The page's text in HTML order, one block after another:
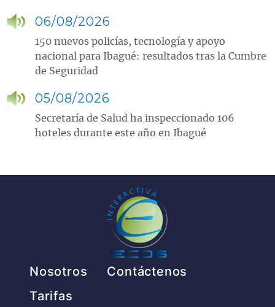
06/08/2026
150 nuevos policías, tecnología y apoyo
nacional para Ibagué: resultados tras la Cumbre
de Seguridad
05/08/2026
Secretaría de Salud ha inspeccionado 106
hoteles durante este año en Ibagué
Pie de página
Nosotros
Contáctenos
Tarifas